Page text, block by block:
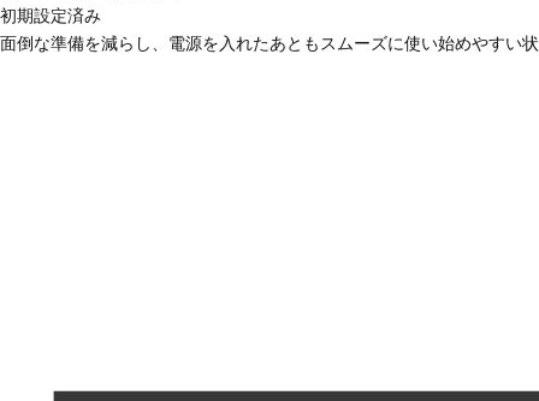
初期設定済み
面倒な準備を減らし、電源を入れたあともスムーズに使い始めやすい